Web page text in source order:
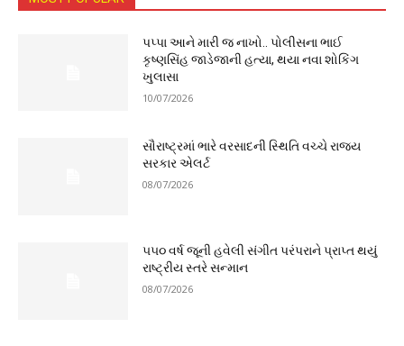
પપ્પા આને મારી જ નાખો.. પોલીસના ભાઈ
કૃષ્ણસિંહ જાડેજાની હત્યા, થયા નવા શોકિંગ
ખુલાસા
10/07/2026
સૌરાષ્ટ્રમાં ભારે વરસાદની સ્થિતિ વચ્ચે રાજ્ય
સરકાર એલર્ટ
08/07/2026
૫૫૦ વર્ષ જૂની હવેલી સંગીત પરંપરાને પ્રાપ્ત થયું
રાષ્ટ્રીય સ્તરે સન્માન
08/07/2026